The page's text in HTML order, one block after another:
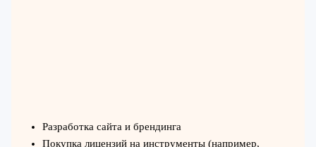
Разработка сайта и брендинга
Покупка лицензий на инструменты (например,